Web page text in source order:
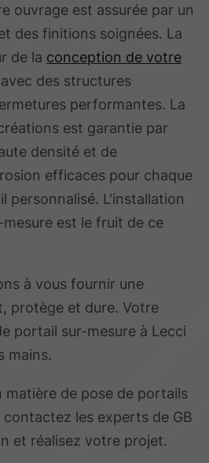
ouvrage est assurée par un
des finitions soignées. La
de la conception de votre
des structures
performantes. La
est garantie par
densité et de
efficaces pour chaque
personnalisé. L'installation
est le fruit de ce
à vous fournir une
protège et dure. Votre
portail sur-mesure à Lecci
mains.
matière de pose de portails
contactez les experts de GB
et réalisez votre projet.